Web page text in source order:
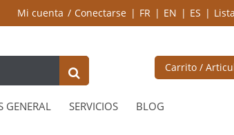
Mi cuenta Conectarse FR EN ES
Carrito /
GENERAL SERVICIOS BLOG